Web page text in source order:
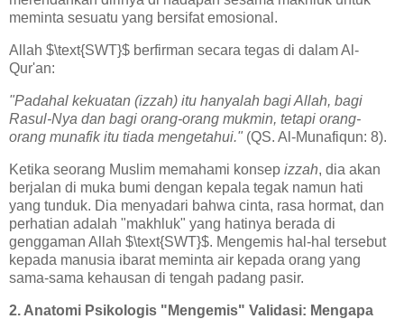
meminta sesuatu yang bersifat emosional.
Allah $\text{SWT}$ berfirman secara tegas di dalam Al-
Qur'an:
"Padahal kekuatan (izzah) itu hanyalah bagi Allah, bagi
Rasul-Nya dan bagi orang-orang mukmin, tetapi orang-
orang munafik itu tiada mengetahui." (QS. Al-Munafiqun: 8).
Ketika seorang Muslim memahami konsep izzah, dia akan
berjalan di muka bumi dengan kepala tegak namun hati
yang tunduk. Dia menyadari bahwa cinta, rasa hormat, dan
perhatian adalah "makhluk" yang hatinya berada di
genggaman Allah $\text{SWT}$. Mengemis hal-hal tersebut
kepada manusia ibarat meminta air kepada orang yang
sama-sama kehausan di tengah padang pasir.
2. Anatomi Psikologis "Mengemis" Validasi: Mengapa